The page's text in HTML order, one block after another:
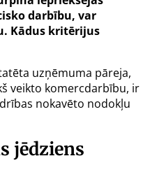
darbību, var
Kādus kritērijus
uzņēmuma pāreja,
veikto komercdarbību, ir
nokavēto nodokļu
jēdziens